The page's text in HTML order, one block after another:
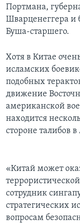
Портмана,
Шварценеггера
Буша-старшего.
Хотя в Китае
исламских
подобных
движение
американской
находится
стороне талибов
«Китай может
сотрудник
стратегических
вопросам